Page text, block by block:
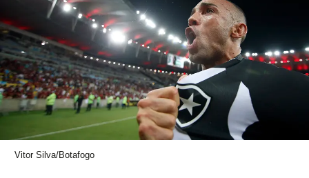
Vitor Silva/Botafogo